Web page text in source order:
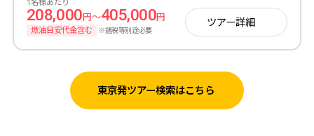
1名様あたり
208,000 円～405,000円
燃油目安代金含む ※諸税等別途必要
ツアー詳細
東京発ツアー検索はこちら